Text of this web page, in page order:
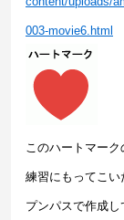
003-movie6.html
このハートマー
練習にもってこ
プンパスで作成